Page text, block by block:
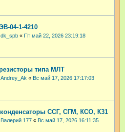
04-1-4210
dk_spb « Пт май 22, 2026 23:19:18
типа МЛТ
Andrey_Ak « Вс май 17, 2026 17:17:03
ССГ, СГМ, КСО, К31
Валерий 177 « Вс май 17, 2026 16:11:35